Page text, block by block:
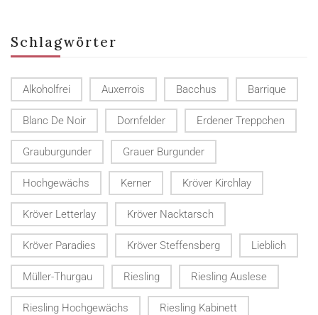
Schlagwörter
Alkoholfrei Auxerrois Bacchus Barrique
Blanc De Noir Dornfelder Erdener Treppchen
Grauburgunder Grauer Burgunder
Hochgewächs Kerner Kröver Kirchlay
Kröver Letterlay Kröver Nacktarsch
Kröver Paradies Kröver Steffensberg Lieblich
Müller-Thurgau Riesling Riesling Auslese
Riesling Hochgewächs Riesling Kabinett